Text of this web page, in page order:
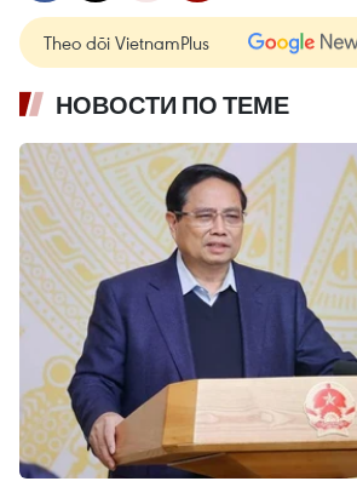
Theo dõi VietnamPlus
НОВОСТИ ПО ТЕМЕ